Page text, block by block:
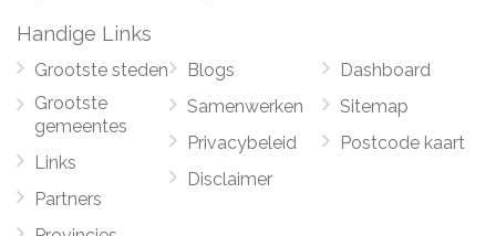
Handige Links
Grootste steden
Grootste
gemeentes
Links
Partners
Blogs
Samenwerken
Privacybeleid
Disclaimer
Dashboard
Sitemap
Postcode kaart